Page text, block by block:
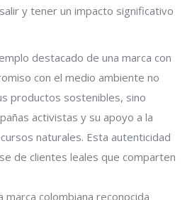
y tener un impacto significativo
destacado de una marca con
con el medio ambiente no
productos sostenibles, sino
activistas y su apoyo a la
naturales. Esta autenticidad
de clientes leales que comparten
marca colombiana reconocida